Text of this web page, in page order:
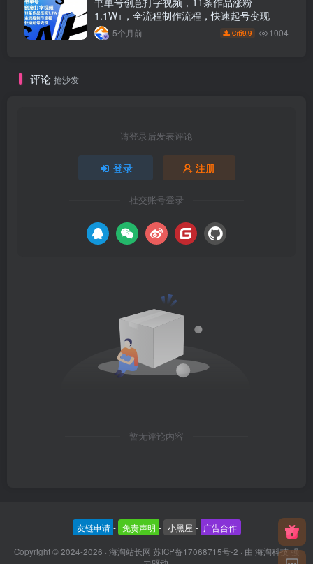
1.1W+，全流程制作流程，快速起号变现
5个月前 C币9.9 1004
评论 抢沙发
请登录后发表评论
登录 注册
社交账号登录
暂无评论内容
友链申请 - 免责声明 - 小黑屋 - 广告合作
Copyright © 2024-2026 · 海淘站长网 苏ICP备17068715号-2 · 由 海淘科技强